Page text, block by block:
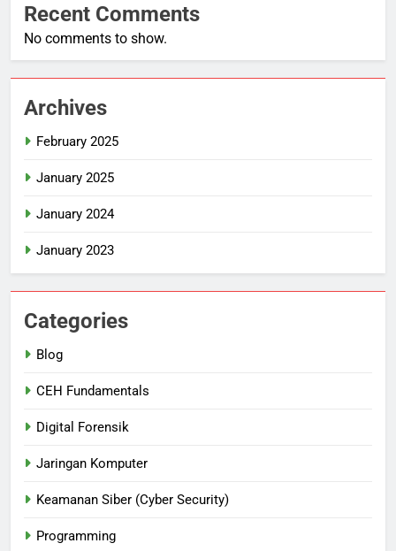
Recent Comments
No comments to show.
Archives
February 2025
January 2025
January 2024
January 2023
Categories
Blog
CEH Fundamentals
Digital Forensik
Jaringan Komputer
Keamanan Siber (Cyber Security)
Programming